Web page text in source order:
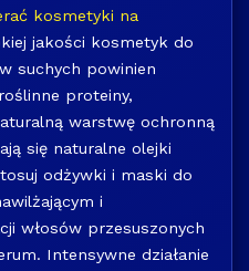
kosmetyki na
jakości kosmetyk do
suchych powinien
proteiny,
warstwę ochronną
się naturalne olejki
odżywki i maski do
i
włosów przesuszonych
Intensywne działanie